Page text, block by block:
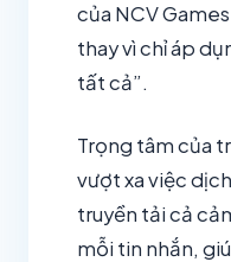
của NCV
thay vì chỉ áp
tất cả”.
Trọng tâm của
vượt xa việc
truyền tải cả
mỗi tin nhắn,